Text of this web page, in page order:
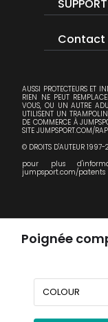
SUPPORT
Contact
AUSSI PROTECTEURS ET
RIEN NE PEUT
VOUS, OU UN AUTRE
UTILISENT UN
DE COMMERCE À
SITE JUMPSPORT.COM/
© DROITS D'AUTEUR 1997-
pour plus
jumpsport.com/patents
Poignée